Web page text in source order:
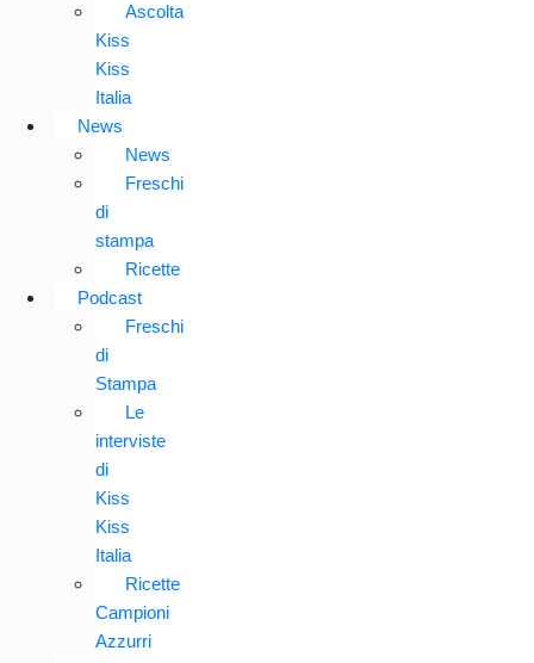
Ascolta
Kiss
Kiss
Italia
News
News
Freschi
di
stampa
Ricette
Podcast
Freschi
di
Stampa
Le
interviste
di
Kiss
Kiss
Italia
Ricette
Campioni
Azzurri